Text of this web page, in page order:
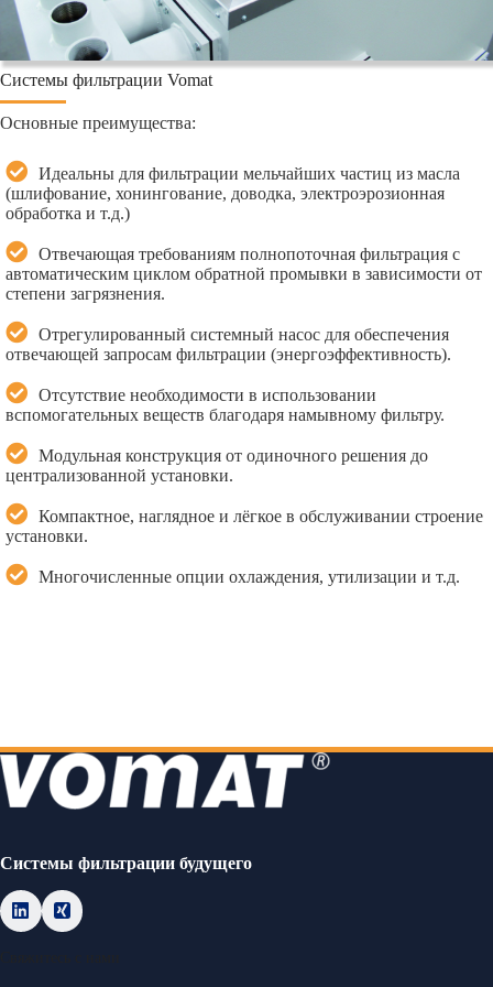
Системы фильтрации Vomat
Основные преимущества:
Идеальны для фильтрации мельчайших частиц из масла
(шлифование, хонингование, доводка, электроэрозионная
обработка и т.д.)
Отвечающая требованиям полнопоточная фильтрация с
автоматическим циклом обратной промывки в зависимости от
степени загрязнения.
Отрегулированный системный насос для обеспечения
отвечающей запросам фильтрации (энергоэффективность).
Отсутствие необходимости в использовании
вспомогательных веществ благодаря намывному фильтру.
Модульная конструкция от одиночного решения до
централизованной установки.
Компактное, наглядное и лёгкое в обслуживании строение
установки.
Многочисленные опции охлаждения, утилизации и т.д.
Cистемы фильтрации будущего